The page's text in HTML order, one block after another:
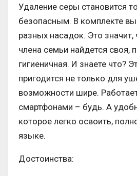
Удаление серы становится
безопасным. В комплекте вы
разных насадок. Это значит,
члена семьи найдется своя,
гигиеничная. И знаете что?
пригодится не только для
возможности шире.
смартфонами – будь. А
которое легко освоить,
языке.
Достоинства: